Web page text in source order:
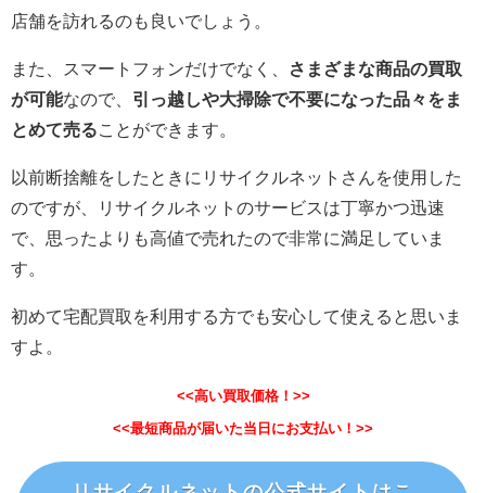
店舗を訪れるのも良いでしょう。
また、スマートフォンだけでなく、
さまざまな商品の買取
が可能なので、 引っ越しや大掃除で不要になった品々をま
とめて売る ことができます。
以前断捨離をしたときにリサイクルネットさんを使用した
のですが、リサイクルネットのサービスは丁寧かつ迅速
で、思ったよりも高値で売れたので非常に満足していま
す。
初めて宅配買取を利用する方でも安心して使えると思いま
すよ。
<<高い買取価格！>>
<<最短商品が届いた当日にお支払い！>>